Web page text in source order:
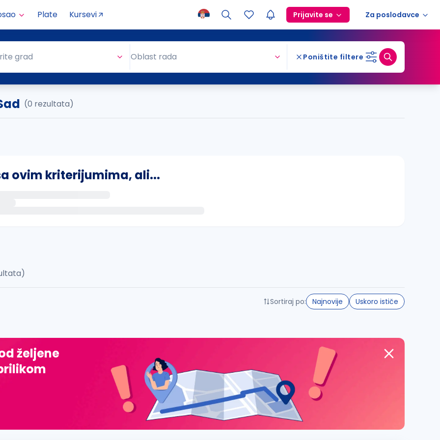
Plate Kursevi Prijavite se Za poslodavce
grad Oblast rada Poništite filtere
(0 rezultata)
ovim kriterijumima, ali...
đ, ž, dž)
Sortiraj po: Najnovije Uskoro ističe
željene